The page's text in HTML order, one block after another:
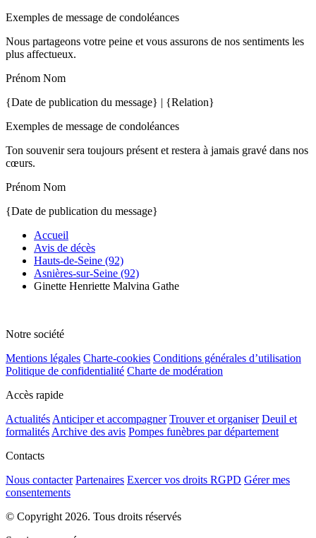
Exemples de message de condoléances
Nous partageons votre peine et vous assurons de nos sentiments les
plus affectueux.
Prénom Nom
{Date de publication du message} | {Relation}
Exemples de message de condoléances
Ton souvenir sera toujours présent et restera à jamais gravé dans nos
cœurs.
Prénom Nom
{Date de publication du message}
Accueil
Avis de décès
Hauts-de-Seine (92)
Asnières-sur-Seine (92)
Ginette Henriette Malvina Gathe
Notre société
Mentions légales Charte-cookies Conditions générales d’utilisation
Politique de confidentialité Charte de modération
Accès rapide
Actualités Anticiper et accompagner Trouver et organiser Deuil et
formalités Archive des avis Pompes funèbres par département
Contacts
Nous contacter Partenaires Exercer vos droits RGPD Gérer mes
consentements
© Copyright 2026. Tous droits réservés